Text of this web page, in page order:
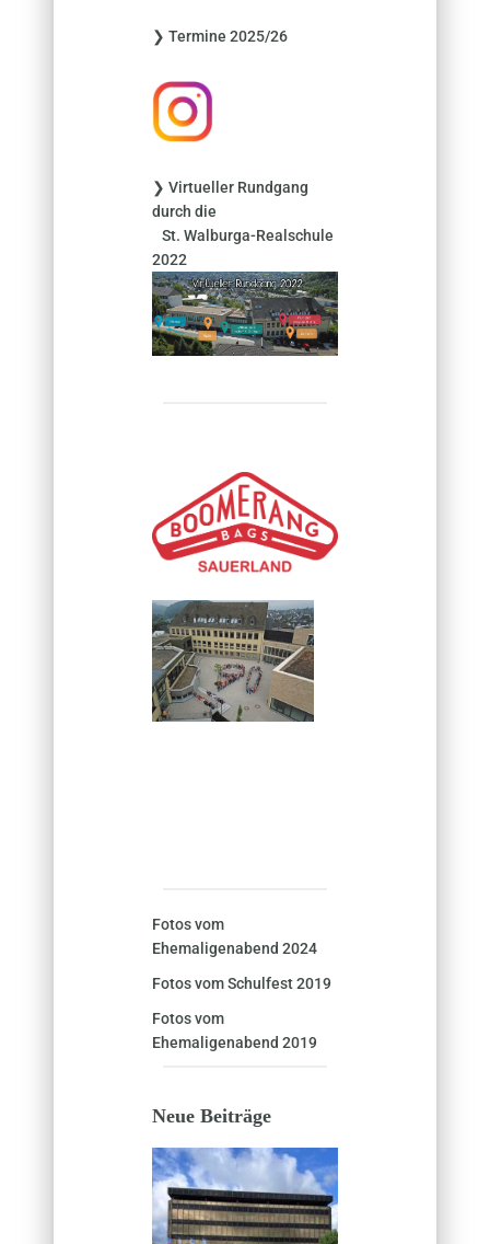
a
h
:
❯ Termine 2025/26
❯ Virtueller Rundgang
durch die
St. Walburga-Realschule
2022
Fotos vom
Ehemaligenabend 2024
Fotos vom Schulfest 2019
Fotos vom
Ehemaligenabend 2019
Neue Beiträge